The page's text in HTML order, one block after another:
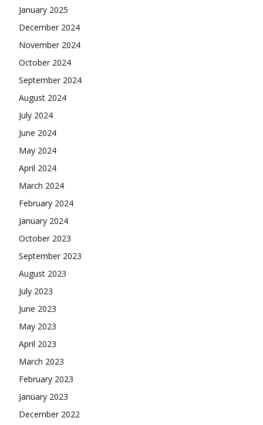
January 2025
December 2024
November 2024
October 2024
September 2024
August 2024
July 2024
June 2024
May 2024
April 2024
March 2024
February 2024
January 2024
October 2023
September 2023
August 2023
July 2023
June 2023
May 2023
April 2023
March 2023
February 2023
January 2023
December 2022